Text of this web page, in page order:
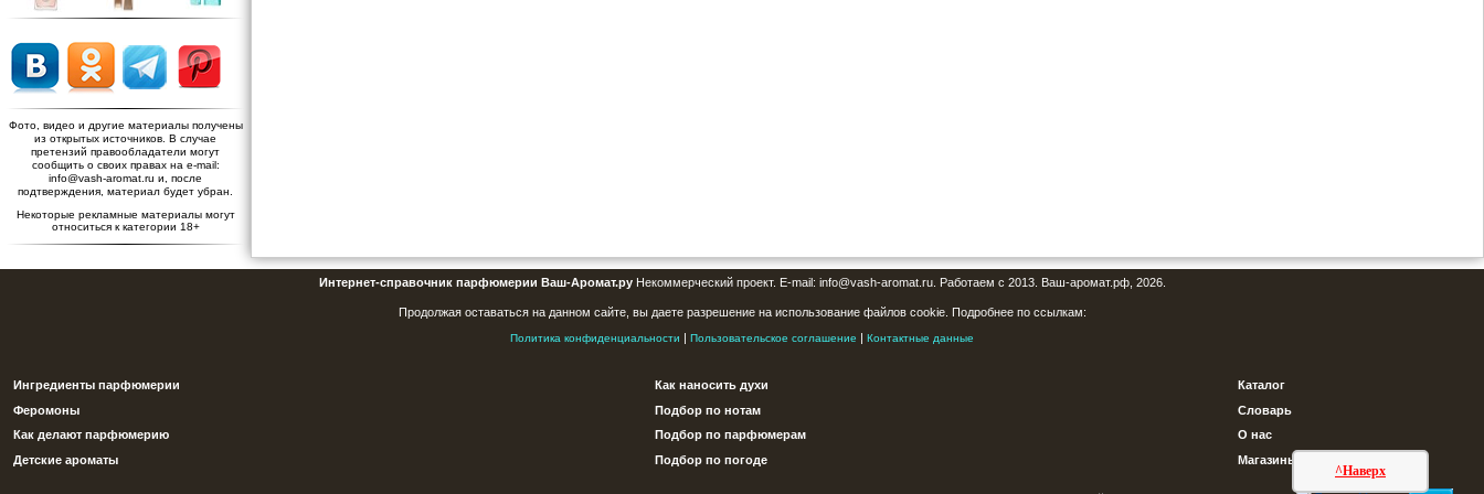
Фото, видео и другие материалы получены
из открытых источников. В случае
претензий правообладатели могут
сообщить о своих правах на e-mail:
info@vash-aromat.ru и, после
подтверждения, материал будет убран.
Некоторые рекламные материалы могут
относиться к категории 18+
^Наверх
Интернет-справочник парфюмерии Ваш-Аромат.руНекоммерческий проект. E-mail: info@vash-aromat.ru. Работаем с 2013. Ваш-аромат.рф, 2026.
Продолжая оставаться на данном сайте, вы даете разрешение на использование файлов cookie. Подробнее по ссылкам:
Политика конфиденциальности | Пользовательское соглашение | Контактные данные
Ингредиенты парфюмерии
Феромоны
Как делают парфюмерию
Детские ароматы
Как наносить духи
Подбор по нотам
Подбор по парфюмерам
Подбор по погоде
Каталог
Словарь
О нас
Магазины